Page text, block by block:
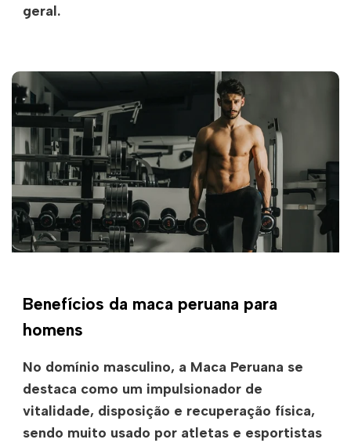
geral.
Benefícios da maca peruana para
homens
No domínio masculino, a Maca Peruana se
destaca como um impulsionador de
vitalidade, disposição e recuperação física,
sendo muito usado por atletas e esportistas